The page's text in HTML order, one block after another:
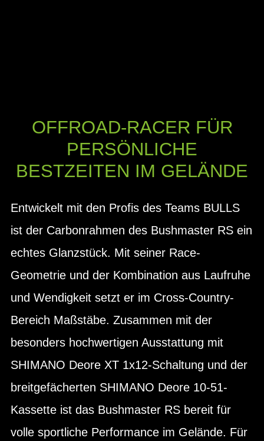
OFFROAD-RACER FÜR
PERSÖNLICHE
BESTZEITEN IM GELÄNDE
Entwickelt mit den Profis des Teams BULLS
ist der Carbonrahmen des Bushmaster RS ein
echtes Glanzstück. Mit seiner Race-
Geometrie und der Kombination aus Laufruhe
und Wendigkeit setzt er im Cross-Country-
Bereich Maßstäbe. Zusammen mit der
besonders hochwertigen Ausstattung mit
SHIMANO Deore XT 1x12-Schaltung und der
breitgefächerten SHIMANO Deore 10-51-
Kassette ist das Bushmaster RS bereit für
volle sportliche Performance im Gelände. Für